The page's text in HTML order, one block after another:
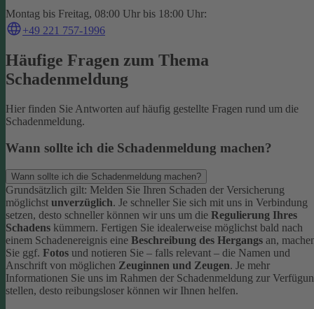
Montag bis Freitag, 08:00 Uhr bis 18:00 Uhr:
+49 221 757-1996
Häufige Fragen zum Thema
Schadenmeldung
Hier finden Sie Antworten auf häufig gestellte Fragen rund um die
Schadenmeldung.
Wann sollte ich die Schadenmeldung machen?
Wann sollte ich die Schadenmeldung machen?
Grundsätzlich gilt: Melden Sie Ihren Schaden der Versicherung
möglichst unverzüglich. Je schneller Sie sich mit uns in Verbindung
setzen, desto schneller können wir uns um die Regulierung Ihres
Schadens kümmern. Fertigen Sie idealerweise möglichst bald nach
einem Schadenereignis eine Beschreibung des Hergangs an,
Sie ggf. Fotos und notieren Sie – falls relevant – die Namen und
Anschrift von möglichen Zeuginnen und Zeugen. Je mehr
Informationen Sie uns im Rahmen der Schadenmeldung zur
stellen, desto reibungsloser können wir Ihnen helfen.